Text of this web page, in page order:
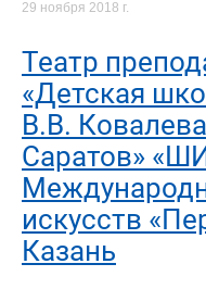
29 ноября 2018 г.
Театр
«Детская
В.В.
Саратов»
искусств
Казань